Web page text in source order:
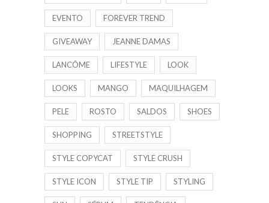
EVENTO FOREVER TREND
GIVEAWAY JEANNE DAMAS
LANCÔME LIFESTYLE LOOK
LOOKS MANGO MAQUILHAGEM
PELE ROSTO SALDOS SHOES
SHOPPING STREETSTYLE
STYLE COPYCAT STYLE CRUSH
STYLE ICON STYLE TIP STYLING